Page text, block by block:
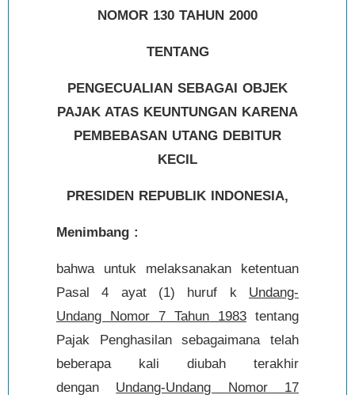
NOMOR 130 TAHUN 2000
TENTANG
PENGECUALIAN SEBAGAI OBJEK
PAJAK ATAS KEUNTUNGAN KARENA
PEMBEBASAN UTANG DEBITUR
KECIL
PRESIDEN REPUBLIK INDONESIA,
Menimbang :
bahwa untuk melaksanakan ketentuan
Pasal 4 ayat (1) huruf k Undang-
Undang Nomor 7 Tahun 1983 tentang
Pajak Penghasilan sebagaimana telah
beberapa kali diubah terakhir
dengan Undang-Undang Nomor 17